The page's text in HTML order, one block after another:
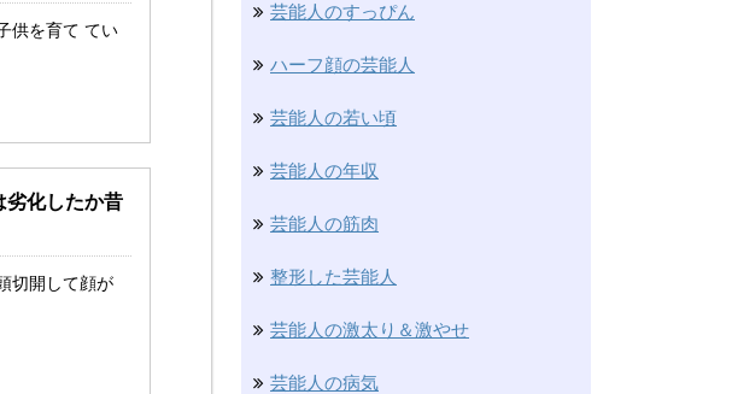
供を育て てい
劣化したか昔
切開して顔が
芸能人のすっぴん
ハーフ顔の芸能人
芸能人の若い頃
芸能人の年収
芸能人の筋肉
整形した芸能人
芸能人の激太り＆激やせ
芸能人の病気